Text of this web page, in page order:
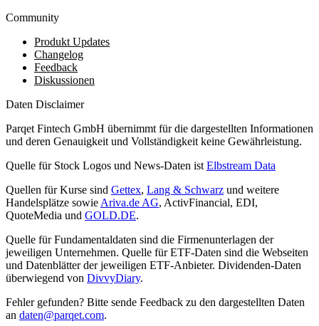
Community
Produkt Updates
Changelog
Feedback
Diskussionen
Daten Disclaimer
Parqet Fintech GmbH übernimmt für die dargestellten Informationen
und deren Genauigkeit und Vollständigkeit keine Gewährleistung.
Quelle für Stock Logos und News-Daten ist Elbstream Data
Quellen für Kurse sind Gettex, Lang & Schwarz und weitere
Handelsplätze sowie Ariva.de AG, ActivFinancial, EDI,
QuoteMedia und GOLD.DE.
Quelle für Fundamentaldaten sind die Firmenunterlagen der
jeweiligen Unternehmen. Quelle für ETF-Daten sind die Webseiten
und Datenblätter der jeweiligen ETF-Anbieter. Dividenden-Daten
überwiegend von DivvyDiary.
Fehler gefunden? Bitte sende Feedback zu den dargestellten Daten
an daten@parqet.com.